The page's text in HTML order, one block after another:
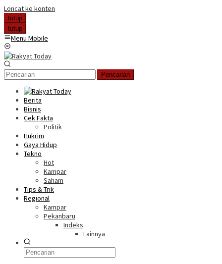
Loncat ke konten
tutup
tutup
Menu Mobile
Pencarian
Berita
Bisnis
Cek Fakta
Politik
Hukrim
Gaya Hidup
Tekno
Hot
Kampar
Saham
Tips & Trik
Regional
Kampar
Pekanbaru
Indeks
Lainnya